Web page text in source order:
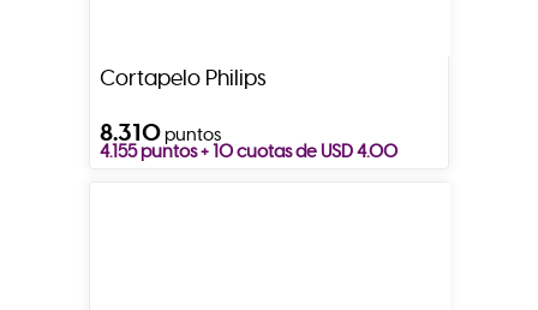
Cortapelo Philips
8.310puntos
4.155 puntos + 10 cuotas de USD 4.00